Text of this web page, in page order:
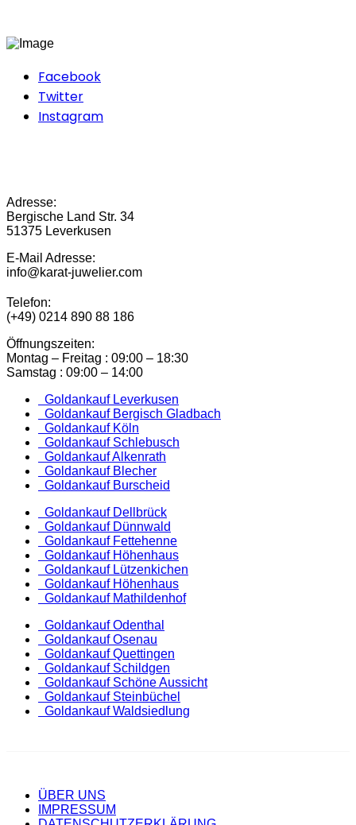
Facebook
Twitter
Instagram
Adresse:
Bergische Land Str. 34
51375 Leverkusen
E-Mail Adresse:
info@karat-juwelier.com
Telefon:
(+49) 0214 890 88 186
Öffnungszeiten:
Montag – Freitag : 09:00 – 18:30
Samstag : 09:00 – 14:00
Goldankauf Leverkusen
Goldankauf Bergisch Gladbach
Goldankauf Köln
Goldankauf Schlebusch
Goldankauf Alkenrath
Goldankauf Blecher
Goldankauf Burscheid
Goldankauf Dellbrück
Goldankauf Dünnwald
Goldankauf Fettehenne
Goldankauf Höhenhaus
Goldankauf Lützenkichen
Goldankauf Höhenhaus
Goldankauf Mathildenhof
Goldankauf Odenthal
Goldankauf Osenau
Goldankauf Quettingen
Goldankauf Schildgen
Goldankauf Schöne Aussicht
Goldankauf Steinbüchel
Goldankauf Waldsiedlung
ÜBER UNS
IMPRESSUM